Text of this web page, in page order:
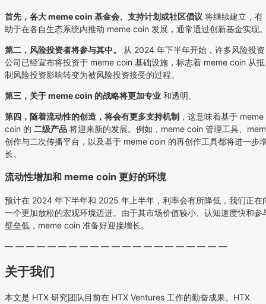
首先，各大 meme coin 基金会、支持计划或社区倡议 将继续建立，有
助于在各自生态系统内推动 meme coin 发展，通常通过创新基金实现
第二，风险投资者将参与其中。
从 2024 年下半年开始，许多风险投资
公司已经宣布将投资于 meme coin 基础设施，标志着 meme coin 从抵
制风险投资影响转变为被风险投资接受的过程。
第三，关于 meme coin 的战略将更加专业 和透明。
第四，随着流动性的创造，将会有更多支持机制 ，这意味着基于 meme
coin 的 二级产品 将迎来新的发展。例如，meme coin 管理工具、
创作与二次传播平台，以及基于 meme coin 的再创作工具都将进一步
长。
流动性增加和 meme coin 更好的环境
预计在 2024 年下半年和 2025 年上半年，利率会有所降低，我们正在
一个更加放松的宏观环境迈进。由于其市场价值较小、认知速度快和参
壁垒低，meme coin 准备好迎接增长。
— — — — — — — — — — — — — — — — — — — — —
关于我们
本文是 HTX 研究团队目前在 HTX Ventures 工作的勤奋成果。HTX